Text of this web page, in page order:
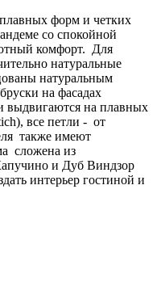
форм и четких
со спокойной
комфорт. Для
натуральные
натуральным
на фасадах
выдвигаются на плавных
все петли - от
также имеют
сложена из
и Дуб Виндзор
интерьер гостиной и